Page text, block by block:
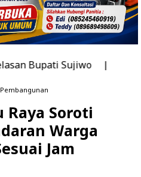
| Lasarus: Sudah
Pembangunan
Raya Soroti
Warga
Jam